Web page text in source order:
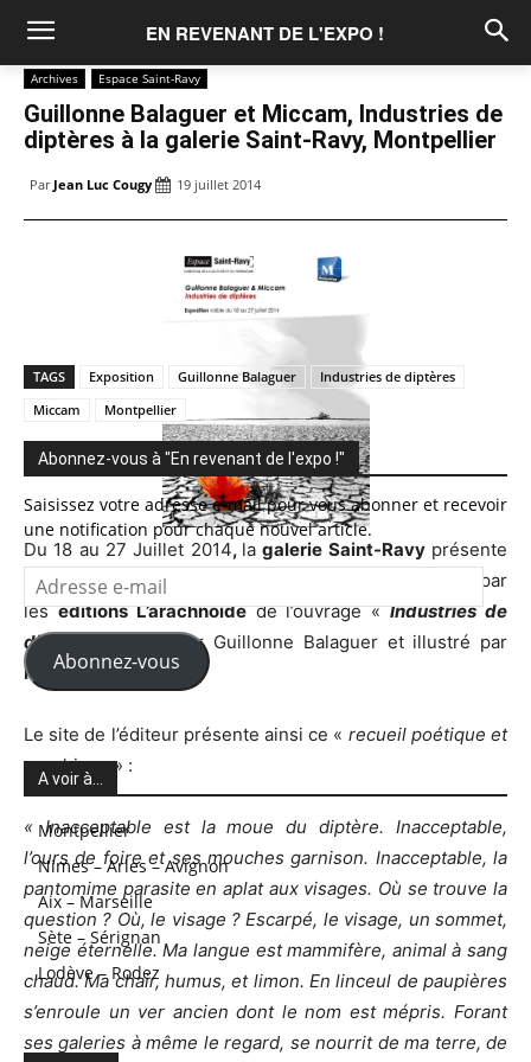
EN REVENANT DE L'EXPO !
Archives Espace Saint-Ravy
Guillonne Balaguer et Miccam, Industries de
diptères à la galerie Saint-Ravy, Montpellier
Par Jean Luc Cougy 19 juillet 2014
Du 18 au 27 Juillet 2014, lagalerie Saint-Ravyprésente
une exposition à l’occasion de la récente publication par
leséditions L’arachnoïdede l’ouvrage «Industries de
diptères», écrit par Guillonne Balaguer et illustré par
Miccam .
Le site de l’éditeur présente ainsi ce « recueil poétique et
graphique» :
« Inacceptable est la moue du diptère. Inacceptable,
l’ours de foire et ses mouches garnison. Inacceptable, la
pantomime parasite en aplat aux visages. Où se trouve la
question ? Où, le visage ? Escarpé, le visage, un sommet,
neige éternelle. Ma langue est mammifère, animal à sang
chaud. Ma chair, humus, et limon. En linceul de paupières
s’enroule un ver ancien dont le nom est mépris. Forant
ses galeries à même le regard, se nourrit de ma terre, de
TAGS Exposition Guillonne Balaguer
Industries de diptères
Miccam
Montpellier
Abonnez-vous à "En revenant de l'expo !"
Saisissez votre adresse e-mail pour vous abonner et recevoir
une notification pour chaque nouvel article.
Adresse
e-
mail
Abonnez-vous
A voir à…
Montpellier
Nimes – Arles – Avignon
Aix – Marseille
Sète – Sérignan
Lodève – Rodez